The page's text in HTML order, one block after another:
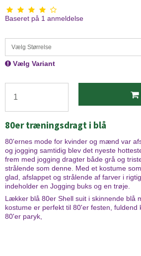
Baseret på 1 anmeldelse
Vælg Størrelse
Vælg Variant
80er træningsdragt i blå
80'ernes mode for kvinder og mænd var
og jogging samtidig blev det nyeste
frem med jogging dragter både grå og
strålende som denne. Med et kostume
glad, afslappet og strålende af farver i
indeholder en Jogging buks og en trøje.
Lækker blå 80er Shell suit i skinnende blå
kostume er perfekt til 80'er festen, fuldend
80'er paryk,